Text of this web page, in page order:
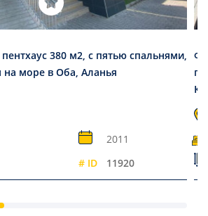
380 м2, с пятью спальнями,
море в Оба, Аланья
2011
# ID 11920